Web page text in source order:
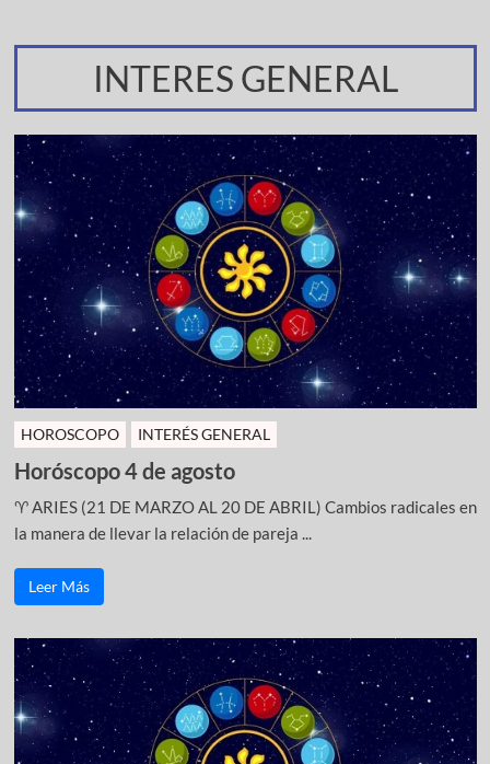
INTERES GENERAL
HOROSCOPO INTERÉS GENERAL
Horóscopo 4 de agosto
♈ ARIES (21 DE MARZO AL 20 DE ABRIL) Cambios radicales en
la manera de llevar la relación de pareja ...
Leer Más